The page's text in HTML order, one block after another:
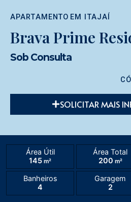
APARTAMENTO EM ITAJAÍ
Brava Prime
Sob Consulta
SOLICITAR MAIS
Área Útil
145 m²
Área Total
200 m²
Banheiros
4
Garagem
2